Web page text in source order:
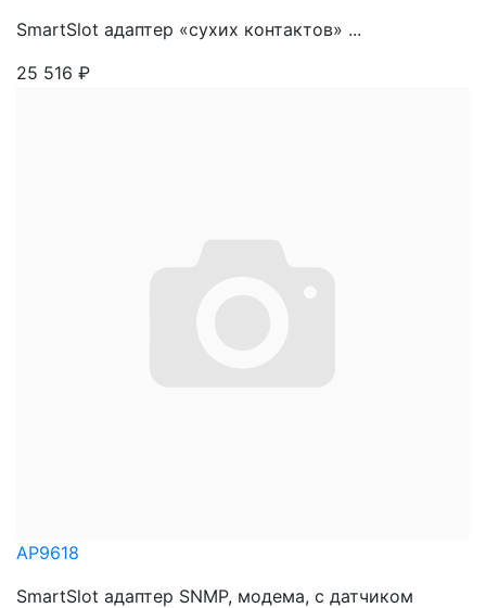
SmartSlot адаптер «сухих контактов» ...
25 516 ₽
AP9618
SmartSlot адаптер SNMP, модема, с датчиком